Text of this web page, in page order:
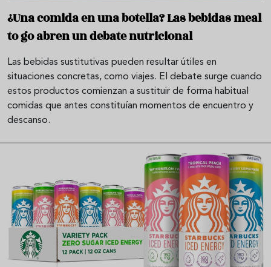
¿Una comida en una botella? Las bebidas meal
to go abren un debate nutricional
Las bebidas sustitutivas pueden resultar útiles en
situaciones concretas, como viajes. El debate surge cuando
estos productos comienzan a sustituir de forma habitual
comidas que antes constituían momentos de encuentro y
descanso.